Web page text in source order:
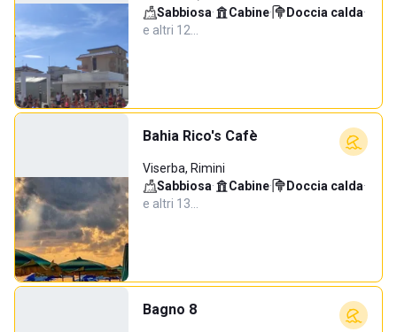
Sabbiosa· Cabine· Doccia calda·
e altri 12…
Bahia Rico's Cafè
Viserba, Rimini
Sabbiosa· Cabine· Doccia calda·
e altri 13…
Bagno 8